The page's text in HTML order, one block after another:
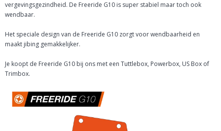
vergevingsgezindheid. De Freeride G10 is super stabiel maar toch ook
wendbaar.
Het speciale design van de Freeride G10 zorgt voor wendbaarheid en
maakt jibing gemakkelijker.
Je koopt de Freeride G10 bij ons met een Tuttlebox, Powerbox, US Box of
Trimbox.